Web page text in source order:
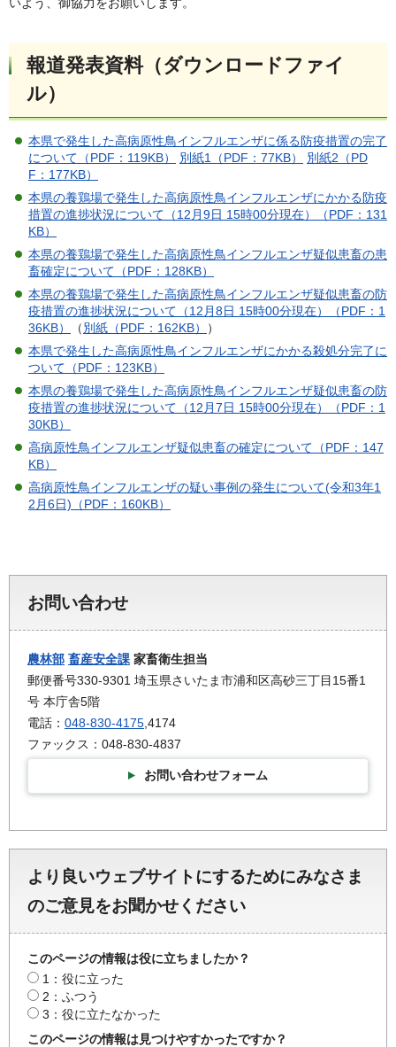
報道発表資料（ダウンロードファイ
ル）
本県で発生した高病原性鳥インフルエンザに係る防疫措置の完了
について（PDF：119KB）
別紙1（PDF：77KB）
別紙2（PD
F：177KB）
本県の養鶏場で発生した高病原性鳥インフルエンザにかかる防疫
措置の進捗状況について（12月9日 15時00分現在）（PDF：131
KB）
本県の養鶏場で発生した高病原性鳥インフルエンザ疑似患畜の患
畜確定について（PDF：128KB）
本県の養鶏場で発生した高病原性鳥インフルエンザ疑似患畜の防
疫措置の進捗状況について（12月8日 15時00分現在）（PDF：1
36KB）
（別紙（PDF：162KB）
）
本県で発生した高病原性鳥インフルエンザにかかる殺処分完了に
ついて（PDF：123KB）
本県の養鶏場で発生した高病原性鳥インフルエンザ疑似患畜の防
疫措置の進捗状況について（12月7日 15時00分現在）（PDF：1
30KB）
高病原性鳥インフルエンザ疑似患畜の確定について（PDF：147
KB）
高病原性鳥インフルエンザの疑い事例の発生について(令和3年1
2月6日) （PDF：160KB）
お問い合わせ
農林部 畜産安全課 家畜衛生担当
郵便番号330-9301 埼玉県さいたま市浦和区高砂三丁目15番1
号 本庁舎5階
電話： 048-830-4175 ,4174
ファックス：048-830-4837
お問い合わせフォーム
より良いウェブサイトにするためにみなさま
のご意見をお聞かせください
このページの情報は役に立ちましたか？
1：役に立った
2：ふつう
3：役に立たなかった
このページの情報は見つけやすかったですか？